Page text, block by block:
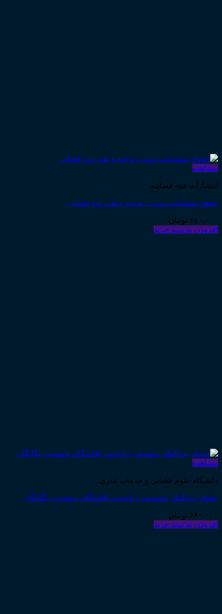
مشاهده
انتشارات قوه قضاییه
حقوق مسئولیت مدنی؛ توجیه و نقد رویه قضایی
۶۸۰,۰۰۰ تومان
افزودن به سبد خرید
مشاهده
دانشگاه علوم قضایی و خدمات اداری
حقوق بین‌الملل خصوصی؛ تابعیت، اقامتگاه، وضعیت بیگانگان
۶۸۰,۰۰۰ تومان
افزودن به سبد خرید